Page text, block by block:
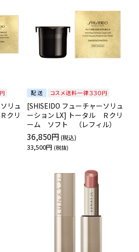
リュ
クリ
[SHISEIDO フューチャーソリュ
ーション LX] トータル Ｒクリ
ーム ソフト （レフィル）
36,850円
33,500円